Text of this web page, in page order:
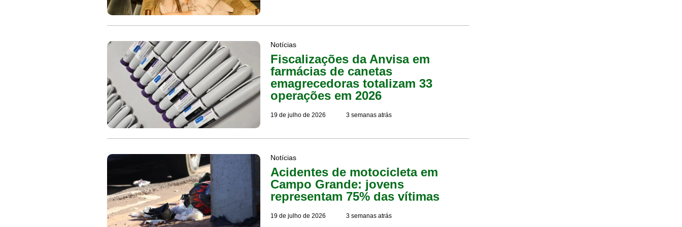
Notícias
Fiscalizações da Anvisa em
farmácias de canetas
emagrecedoras totalizam 33
operações em 2026
19 de julho de 2026 3 semanas atrás
Notícias
Acidentes de motocicleta em
Campo Grande: jovens
representam 75% das vítimas
19 de julho de 2026 3 semanas atrás